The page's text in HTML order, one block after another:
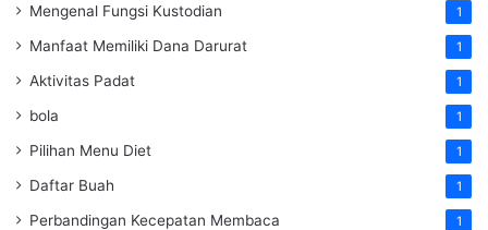
Mengenal Fungsi Kustodian 1
Manfaat Memiliki Dana Darurat 1
Aktivitas Padat 1
bola 1
Pilihan Menu Diet 1
Daftar Buah 1
Perbandingan Kecepatan Membaca 1